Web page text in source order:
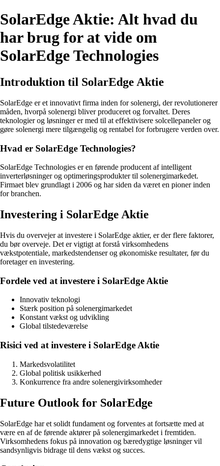
SolarEdge Aktie: Alt hvad du
har brug for at vide om
SolarEdge Technologies
Introduktion til SolarEdge Aktie
SolarEdge er et innovativt firma inden for solenergi, der revolutionerer
måden, hvorpå solenergi bliver produceret og forvaltet. Deres
teknologier og løsninger er med til at effektivisere solcellepaneler og
gøre solenergi mere tilgængelig og rentabel for forbrugere verden over.
Hvad er SolarEdge Technologies?
SolarEdge Technologies er en førende producent af intelligent
inverterløsninger og optimeringsprodukter til solenergimarkedet.
Firmaet blev grundlagt i 2006 og har siden da været en pioner inden
for branchen.
Investering i SolarEdge Aktie
Hvis du overvejer at investere i SolarEdge aktier, er der flere faktorer,
du bør overveje. Det er vigtigt at forstå virksomhedens
vækstpotentiale, markedstendenser og økonomiske resultater, før du
foretager en investering.
Fordele ved at investere i SolarEdge Aktie
Innovativ teknologi
Stærk position på solenergimarkedet
Konstant vækst og udvikling
Global tilstedeværelse
Risici ved at investere i SolarEdge Aktie
Markedsvolatilitet
Global politisk usikkerhed
Konkurrence fra andre solenergivirksomheder
Future Outlook for SolarEdge
SolarEdge har et solidt fundament og forventes at fortsætte med at
være en af de førende aktører på solenergimarkedet i fremtiden.
Virksomhedens fokus på innovation og bæredygtige løsninger vil
sandsynligvis bidrage til dens vækst og succes.